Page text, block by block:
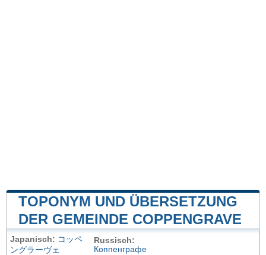
TOPONYM UND ÜBERSETZUNG
DER GEMEINDE COPPENGRAVE
Japanisch: コッペ
ングラーヴェ
Russisch:
Коппенграфе